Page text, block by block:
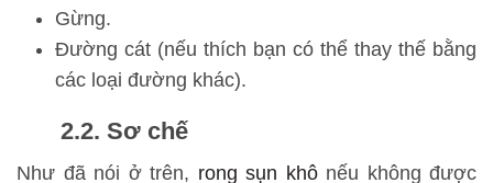
Gừng.
Đường cát (nếu thích bạn có thể thay thế bằng
các loại đường khác).
2.2. Sơ chế
Như đã nói ở trên, rong sụn khônếu không được